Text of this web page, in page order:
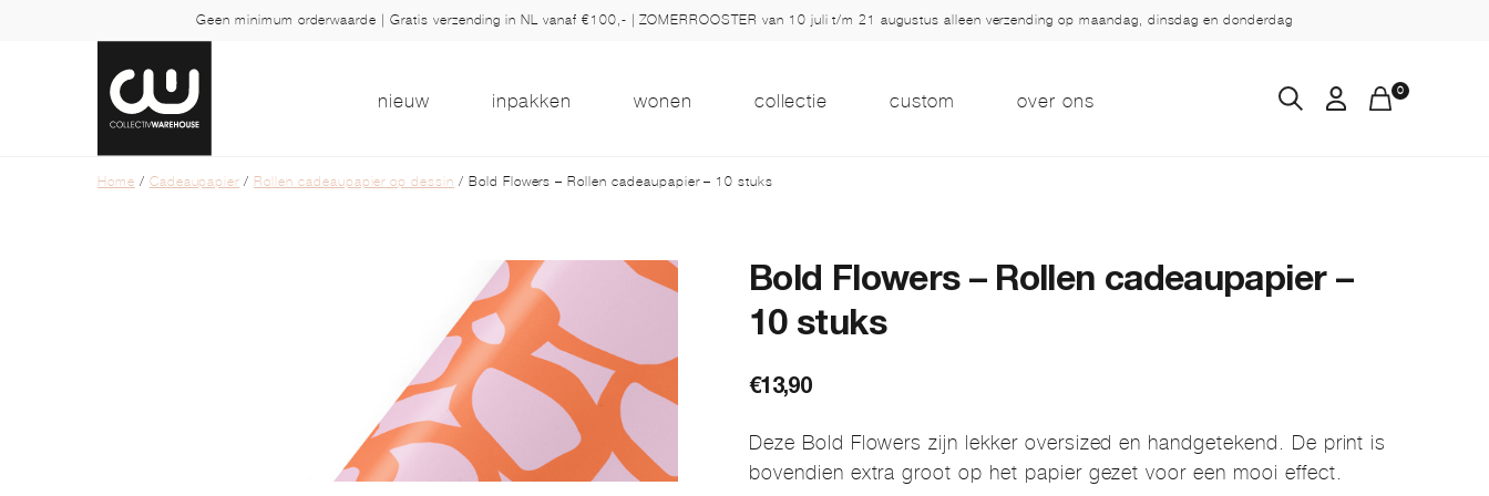
Geen minimum orderwaarde | Gratis verzending in NL vanaf €100,- | ZOMERROOSTER van 10 juli t/m 21 augustus alleen verzending op maandag, dinsdag en donderdag
nieuw inpakken wonen collectie custom over ons 0
Home / Cadeaupapier / Rollen cadeaupapier op dessin / Bold Flowers – Rollen cadeaupapier – 10 stuks
Bold Flowers – Rollen cadeaupapier –
10 stuks
€13,90
Deze Bold Flowers zijn lekker oversized en handgetekend. De print is
bovendien extra groot op het papier gezet voor een mooi effect.